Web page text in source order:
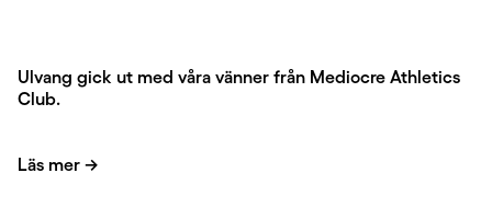
Ulvang gick ut med våra vänner från Mediocre Athletics
Club.
Läs mer →